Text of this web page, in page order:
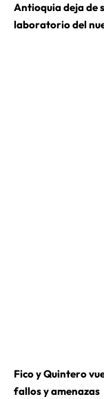
Antioquia deja de
laboratorio del
Fico y Quintero
fallos y amenazas